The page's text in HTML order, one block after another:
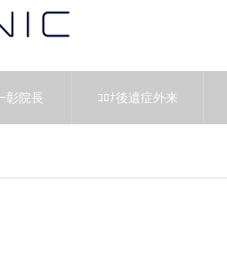
彰院長 ｺﾛﾅ後遺症外来